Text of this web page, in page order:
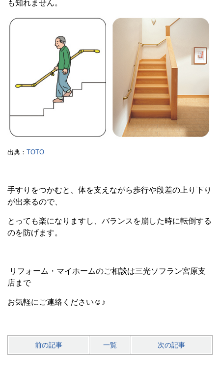
も知れません。
出典： TOTO
手すりをつかむと、体を支えながら歩行や段差の上り下り
が出来るので、
とっても楽になりますし、バランスを崩した時に転倒する
のを防げます。
リフォーム・マイホームのご相談は三光ソフラン宮原支
店まで
お気軽にご連絡ください☺♪
前の記事 一覧 次の記事